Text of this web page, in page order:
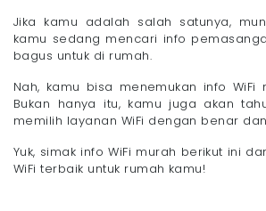
- 8. ION Network
- 9. Bnetfit
Tips Memilih Provider WiFi Murah
- 1. Bandingkan dengan Beberapa
- 3. Cek Kualitas Jaringan di
Jika kamu adalah salah satunya,
kamu sedang mencari info
bagus untuk di rumah.
Nah, kamu bisa menemukan info WiFi
Bukan hanya itu, kamu juga akan
memilih layanan WiFi dengan benar
Yuk, simak info WiFi murah berikut ini
WiFi terbaik untuk rumah kamu!